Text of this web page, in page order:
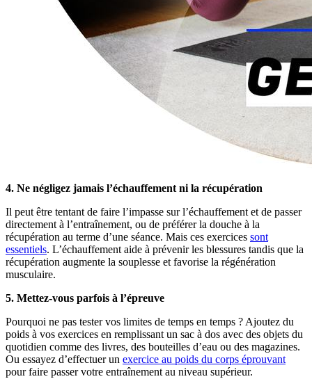
4. Ne négligez jamais l’échauffement ni la récupération
Il peut être tentant de faire l’impasse sur l’échauffement et de passer
directement à l’entraînement, ou de préférer la douche à la
récupération au terme d’une séance. Mais ces exercices sont
essentiels. L’échauffement aide à prévenir les blessures tandis que la
récupération augmente la souplesse et favorise la régénération
musculaire.
5. Mettez-vous parfois à l’épreuve
Pourquoi ne pas tester vos limites de temps en temps ? Ajoutez du
poids à vos exercices en remplissant un sac à dos avec des objets du
quotidien comme des livres, des bouteilles d’eau ou des magazines.
Ou essayez d’effectuer un exercice au poids du corps éprouvant
pour faire passer votre entraînement au niveau supérieur.